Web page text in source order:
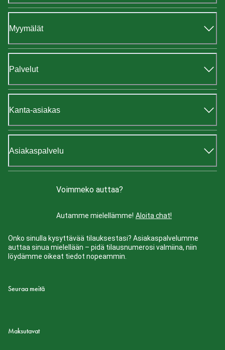
Myymälät
Palvelut
Kanta-asiakas
Asiakaspalvelu
Voimmeko auttaa?
Autamme mielellämme! Aloita chat!
Onko sinulla kysyttävää tilauksestasi? Asiakaspalvelumme
auttaa sinua mielellään – pidä tilausnumerosi valmiina, niin
löydämme oikeat tiedot nopeammin.
Seuraa meitä
Maksutavat